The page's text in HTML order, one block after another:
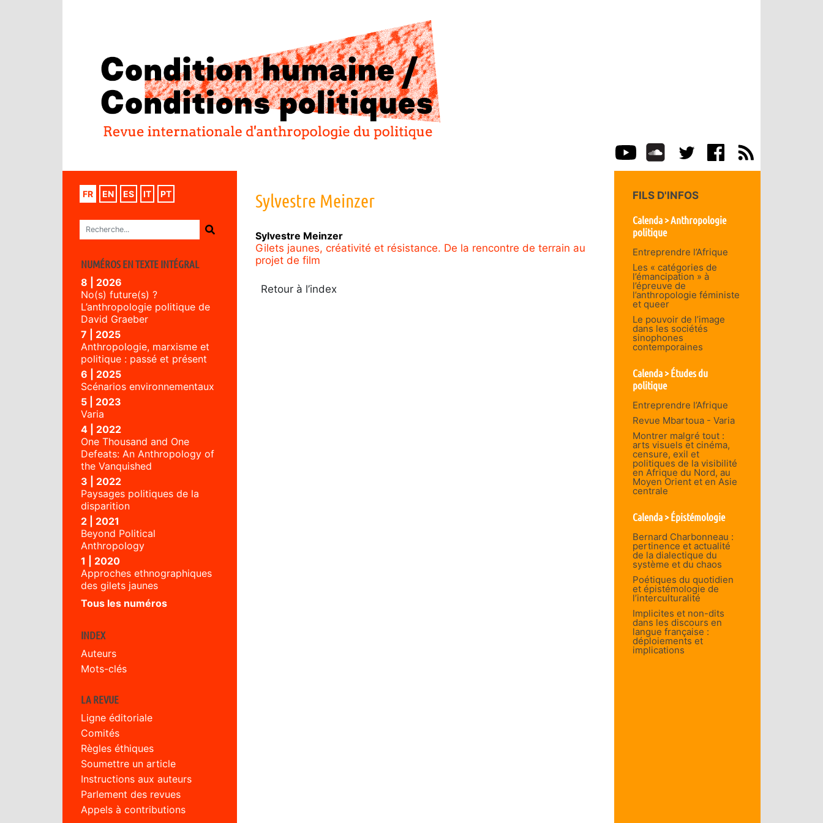
FR EN ES IT PT
NUMÉROS EN TEXTE INTÉGRAL
8 | 2026
No(s) future(s) ?
L’anthropologie politique de
David Graeber
7 | 2025
Anthropologie, marxisme et
politique : passé et présent
6 | 2025
Scénarios environnementaux
5 | 2023
Varia
4 | 2022
One Thousand and One
Defeats: An Anthropology of
the Vanquished
3 | 2022
Paysages politiques de la
disparition
2 | 2021
Beyond Political
Anthropology
1 | 2020
Approches ethnographiques
des gilets jaunes
Tous les numéros
INDEX
Auteurs
Mots-clés
LA REVUE
Ligne éditoriale
Comités
Règles éthiques
Soumettre un article
Instructions aux auteurs
Parlement des revues
Appels à contributions
Sylvestre Meinzer
Sylvestre Meinzer
Gilets jaunes, créativité et résistance. De la rencontre de terrain au
projet de film
Retour à l’index
FILS D'INFOS
Calenda > Anthropologie
politique
Entreprendre l’Afrique
Les « catégories de
l’émancipation » à
l’épreuve de
l’anthropologie féministe
et queer
Le pouvoir de l’image
dans les sociétés
sinophones
contemporaines
Calenda > Études du
politique
Entreprendre l’Afrique
Revue Mbartoua - Varia
Montrer malgré tout :
arts visuels et cinéma,
censure, exil et
politiques de la visibilité
en Afrique du Nord, au
Moyen Orient et en Asie
centrale
Calenda > Épistémologie
Bernard Charbonneau :
pertinence et actualité
de la dialectique du
système et du chaos
Poétiques du quotidien
et épistémologie de
l’interculturalité
Implicites et non-dits
dans les discours en
langue française :
déploiements et
implications